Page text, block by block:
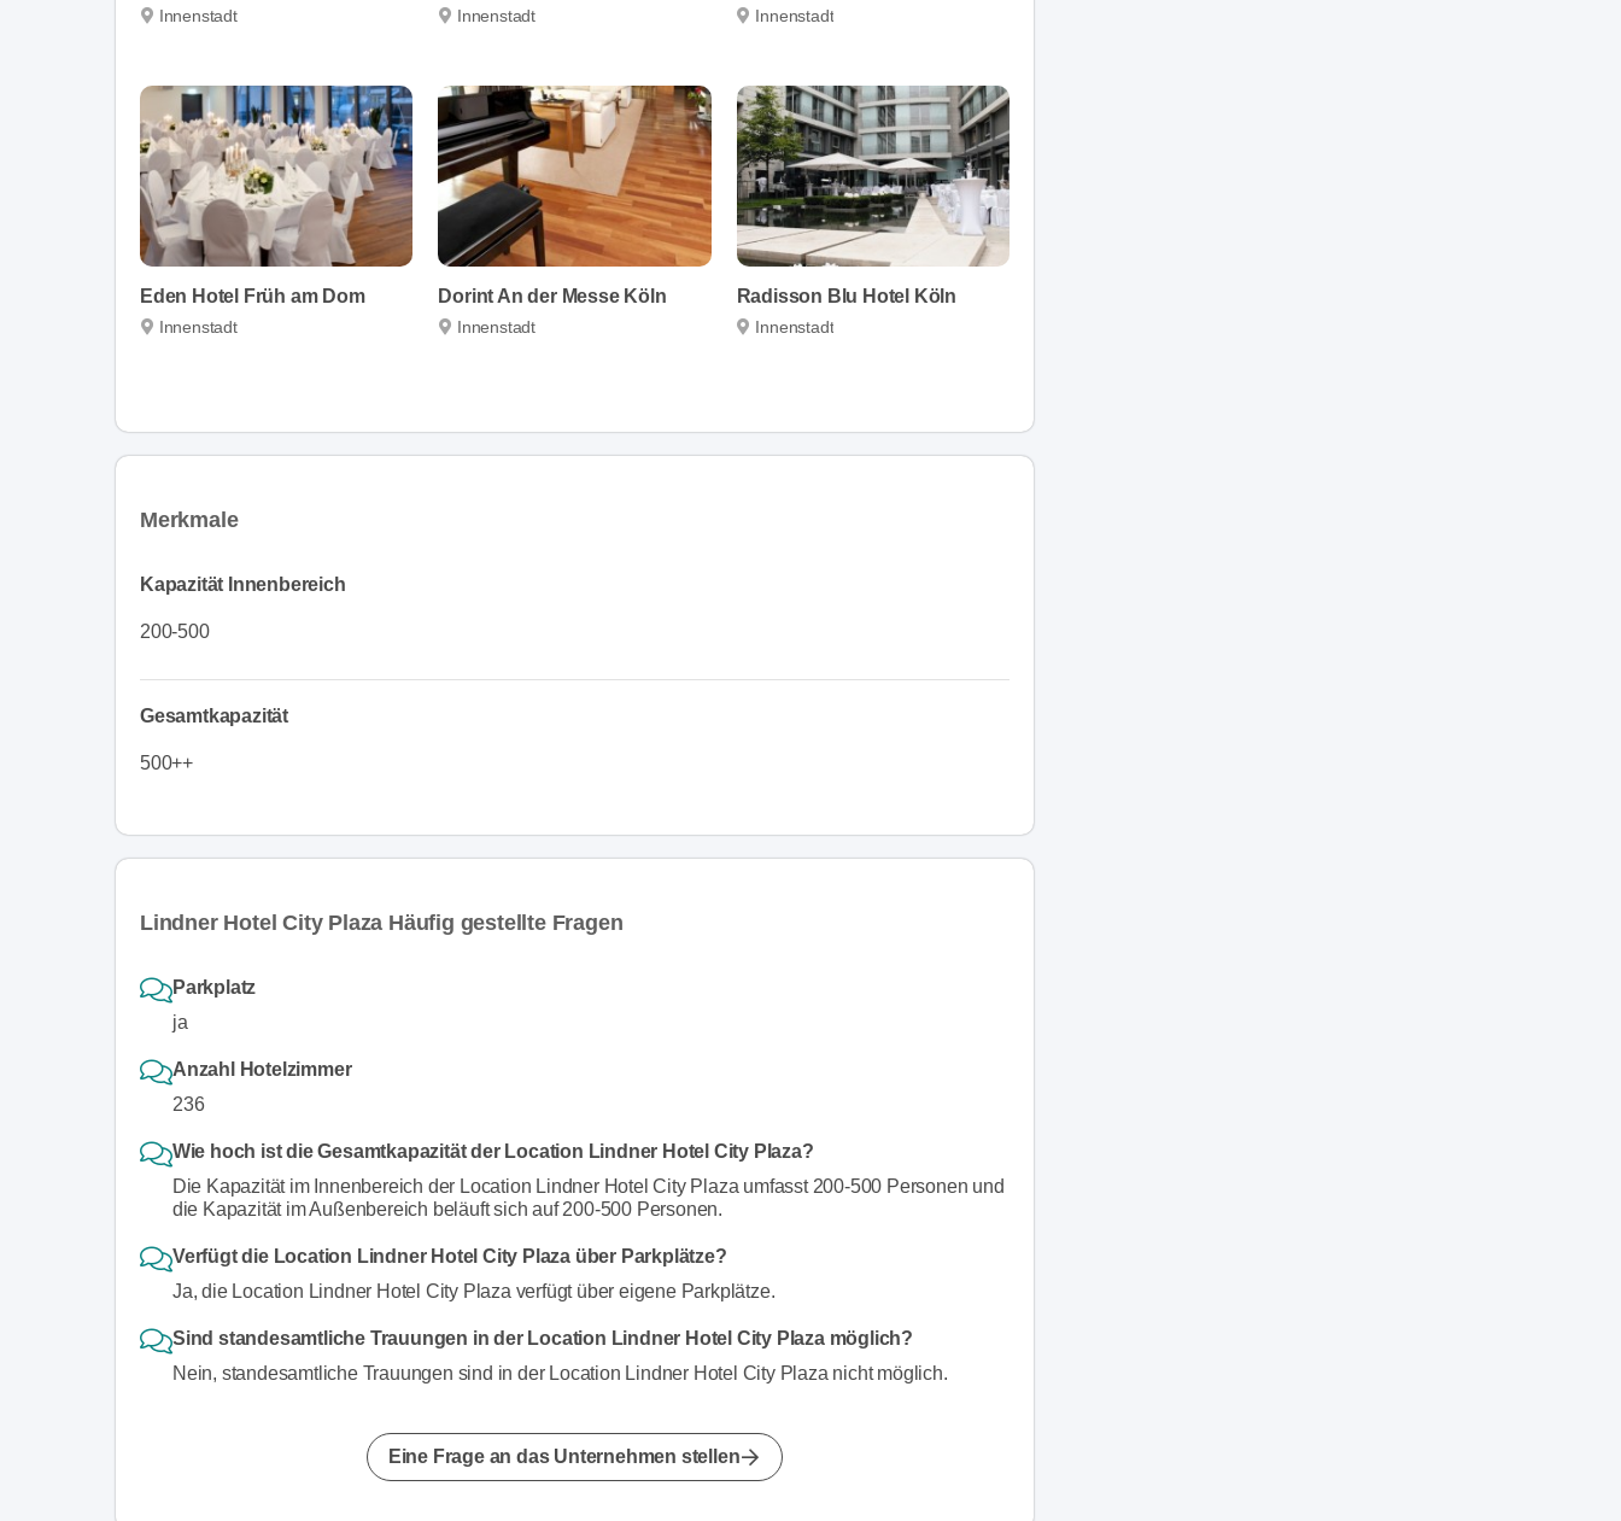
Innenstadt Innenstadt Innenstadt
Eden Hotel Früh am Dom
Innenstadt
Dorint An der Messe Köln
Innenstadt
Radisson Blu Hotel Köln
Innenstadt
Merkmale
Kapazität Innenbereich
200-500
Gesamtkapazität
500++
Lindner Hotel City Plaza Häufig gestellte Fragen
Parkplatz
ja
Anzahl Hotelzimmer
236
Wie hoch ist die Gesamtkapazität der Location Lindner Hotel City Plaza?
Die Kapazität im Innenbereich der Location Lindner Hotel City Plaza umfasst 200-500 Personen und
die Kapazität im Außenbereich beläuft sich auf 200-500 Personen.
Verfügt die Location Lindner Hotel City Plaza über Parkplätze?
Ja, die Location Lindner Hotel City Plaza verfügt über eigene Parkplätze.
Sind standesamtliche Trauungen in der Location Lindner Hotel City Plaza möglich?
Nein, standesamtliche Trauungen sind in der Location Lindner Hotel City Plaza nicht möglich.
Eine Frage an das Unternehmen stellen